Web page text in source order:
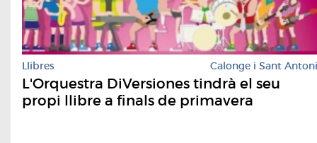
Llibres Calonge i Sant Antoni
L'Orquestra DiVersiones tindrà el seu
propi llibre a finals de primavera